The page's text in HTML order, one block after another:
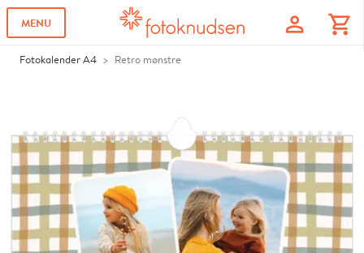
MENU profile shopping_cart
Fotokalender A4 Retro mønstre